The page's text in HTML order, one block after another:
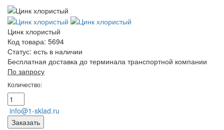
Цинк хлористый
Код товара: 5694
Статус: есть в наличии
Бесплатная доставка до терминала транспортной компании
По запросу
Количество:
info@1-sklad.ru
Заказать